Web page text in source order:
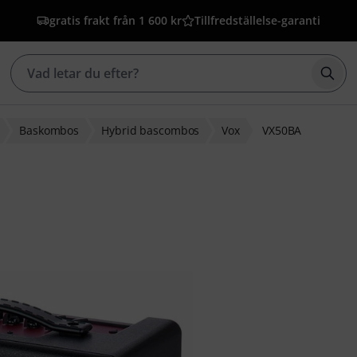
gratis frakt från 1 600 kr Tillfredställelse-garanti
Baskombos Hybrid bascombos Vox VX50BA